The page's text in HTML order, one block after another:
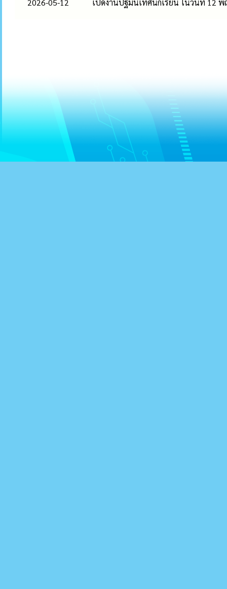
2026-05-12
เปิดงานปฐมนิเทศนักเรียน ในวันที่ 12